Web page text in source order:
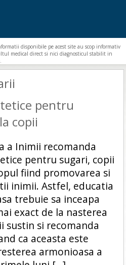
disponibile pe acest site au scop informativ
medical direct si nici diagnosticul stabilit in
pentru
copii
a Inimii recomanda
pentru sugari, copii
fiind promovarea si
inimii. Astfel, educatia
trebuie sa inceapa
exact de la nasterea
sustin si recomanda
ca aceasta este
armonioasa a